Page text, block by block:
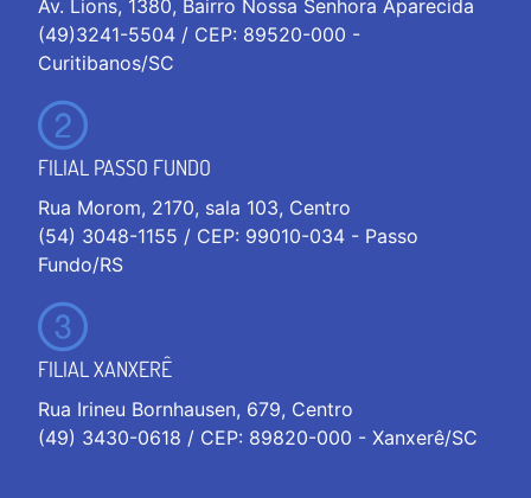
Av. Lions, 1380, Bairro Nossa Senhora Aparecida
(49)3241-5504 / CEP: 89520-000 -
Curitibanos/SC
FILIAL PASSO FUNDO
Rua Morom, 2170, sala 103, Centro
(54) 3048-1155 / CEP: 99010-034 - Passo
Fundo/RS
FILIAL XANXERÊ
Rua Irineu Bornhausen, 679, Centro
(49) 3430-0618 / CEP: 89820-000 - Xanxerê/SC